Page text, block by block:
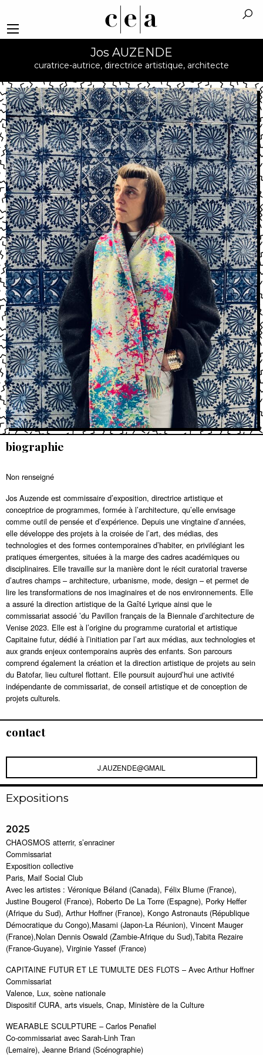
Jos AUZENDE
curatrice-autrice, directrice artistique, architecte
biographie
Non renseigné
Jos Auzende est commissaire d’exposition, directrice artistique et
conceptrice de programmes, formée à l’architecture, qu’elle envisage
comme outil de pensée et d’expérience. Depuis une vingtaine d’années,
elle développe des projets à la croisée de l’art, des médias, des
technologies et des formes contemporaines d’habiter, en privilégiant les
pratiques émergentes, situées à la marge des cadres académiques ou
disciplinaires. Elle travaille sur la manière dont le récit curatorial traverse
d’autres champs – architecture, urbanisme, mode, design – et permet de
lire les transformations de nos imaginaires et de nos environnements. Elle
a assuré la direction artistique de la Gaîté Lyrique ainsi que le
commissariat associé ’du Pavillon français de la Biennale d’architecture de
Venise 2023. Elle est à l’origine du programme curatorial et artistique
Capitaine futur, dédié à l’initiation par l’art aux médias, aux technologies et
aux grands enjeux contemporains auprès des enfants. Son parcours
comprend également la création et la direction artistique de projets au sein
du Batofar, lieu culturel flottant. Elle poursuit aujourd’hui une activité
indépendante de commissariat, de conseil artistique et de conception de
projets culturels.
contact
J.AUZENDE@GMAIL
Expositions
2025
CHAOSMOS atterrir, s’enraciner
Commissariat
Exposition collective
Paris, Maif Social Club
Avec les artistes : Véronique Béland (Canada), Félix Blume (France),
Justine Bougerol (France), Roberto De La Torre (Espagne), Porky Heffer
(Afrique du Sud), Arthur Hoffner (France), Kongo Astronauts (République
Démocratique du Congo),Masami (Japon-La Réunion), Vincent Mauger
(France),Nolan Dennis Oswald (Zambie-Afrique du Sud),Tabita Rezaire
(France-Guyane), Virginie Yassef (France)
CAPITAINE FUTUR ET LE TUMULTE DES FLOTS – Avec Arthur Hoffner
Commissariat
Valence, Lux, scène nationale
Dispositif CURA, arts visuels, Cnap, Ministère de la Culture
WEARABLE SCULPTURE – Carlos Penafiel
Co-commissariat avec Sarah-Linh Tran
(Lemaire), Jeanne Briand (Scénographie)